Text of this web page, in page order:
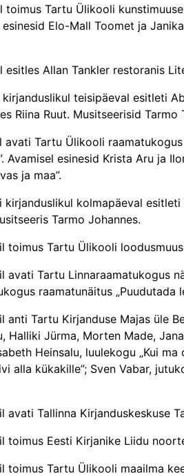
toimus Tartu Ülikooli
Elo-Mall Toomet ja
esitles Allan Tankler restoranis
teisipäeval esitleti
Riina Ruut. Musitseerisid Tarmo
avati Tartu Ülikooli
Avamisel esinesid Krista Aru ja
ja maa”.
kirjanduslikul kolmapäeval
Tarmo Johannes.
toimus Tartu Ülikooli
avati Tartu Linnaraamatukogus
raamatunäitus
anti Tartu Kirjanduse Majas üle
Halliki Jürma, Morten Made,
Heinsalu, luulekogu „Kui
alla kükakille”; Sven Vabar,
avati Tallinna Kirjanduskeskuse
toimus Eesti Kirjanike Liidu
toimus Tartu Ülikooli maailma